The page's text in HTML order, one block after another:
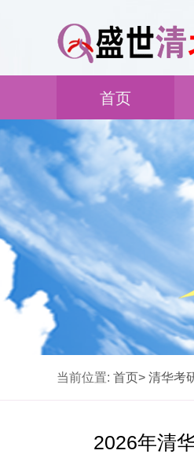
首页
当前位置: 首页> 清华考
2026年清